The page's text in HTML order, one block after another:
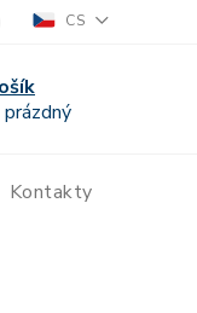
CS
prázdný
Kontakty